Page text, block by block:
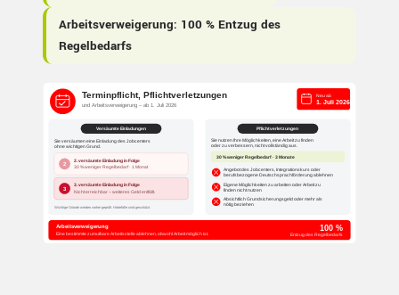
Arbeitsverweigerung: 100 % Entzug des
Regelbedarfs